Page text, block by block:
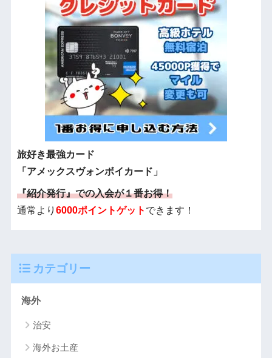
旅好き最強カード
「アメックスヴォンボイカード」
『紹介発行』での入会が１番お得！
通常より 6000ポイントゲット できます！
カテゴリー
海外
治安
海外お土産